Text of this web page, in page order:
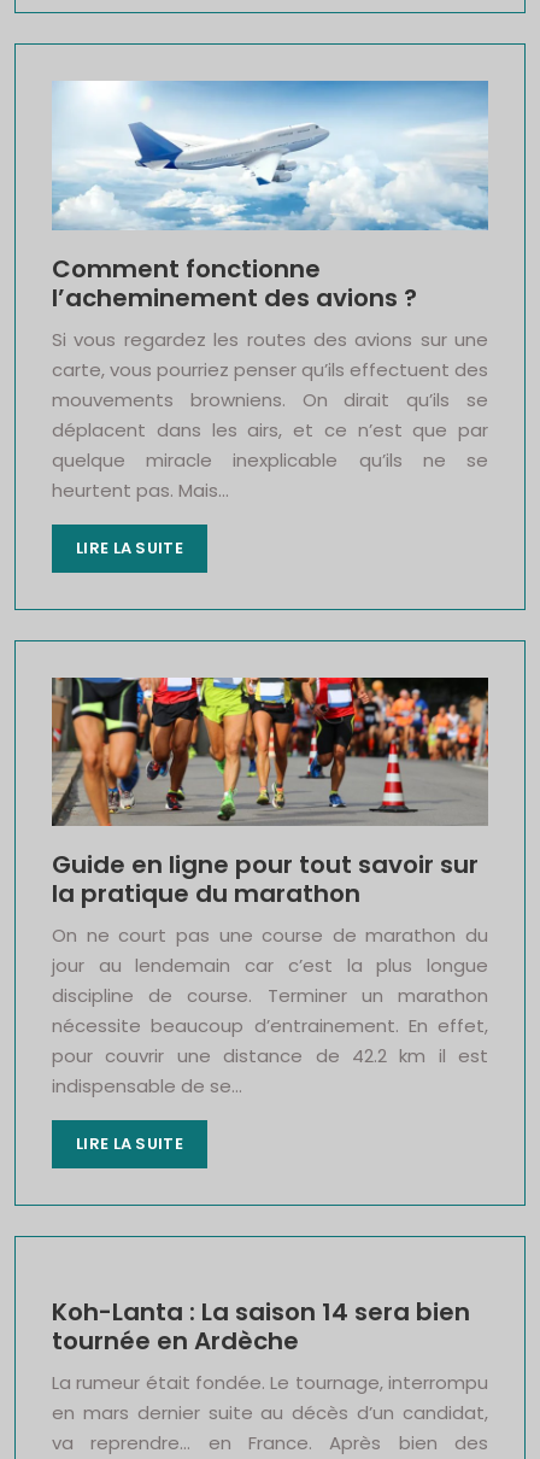
Comment fonctionne
l’acheminement des avions ?
Si vous regardez les routes des avions sur une
carte, vous pourriez penser qu’ils effectuent des
mouvements browniens. On dirait qu’ils se
déplacent dans les airs, et ce n’est que par
quelque miracle inexplicable qu’ils ne se
heurtent pas. Mais…
LIRE LA SUITE
Guide en ligne pour tout savoir sur
la pratique du marathon
On ne court pas une course de marathon du
jour au lendemain car c’est la plus longue
discipline de course. Terminer un marathon
nécessite beaucoup d’entrainement. En effet,
pour couvrir une distance de 42.2 km il est
indispensable de se…
LIRE LA SUITE
Koh-Lanta : La saison 14 sera bien
tournée en Ardèche
La rumeur était fondée. Le tournage, interrompu
en mars dernier suite au décès d’un candidat,
va reprendre… en France. Après bien des